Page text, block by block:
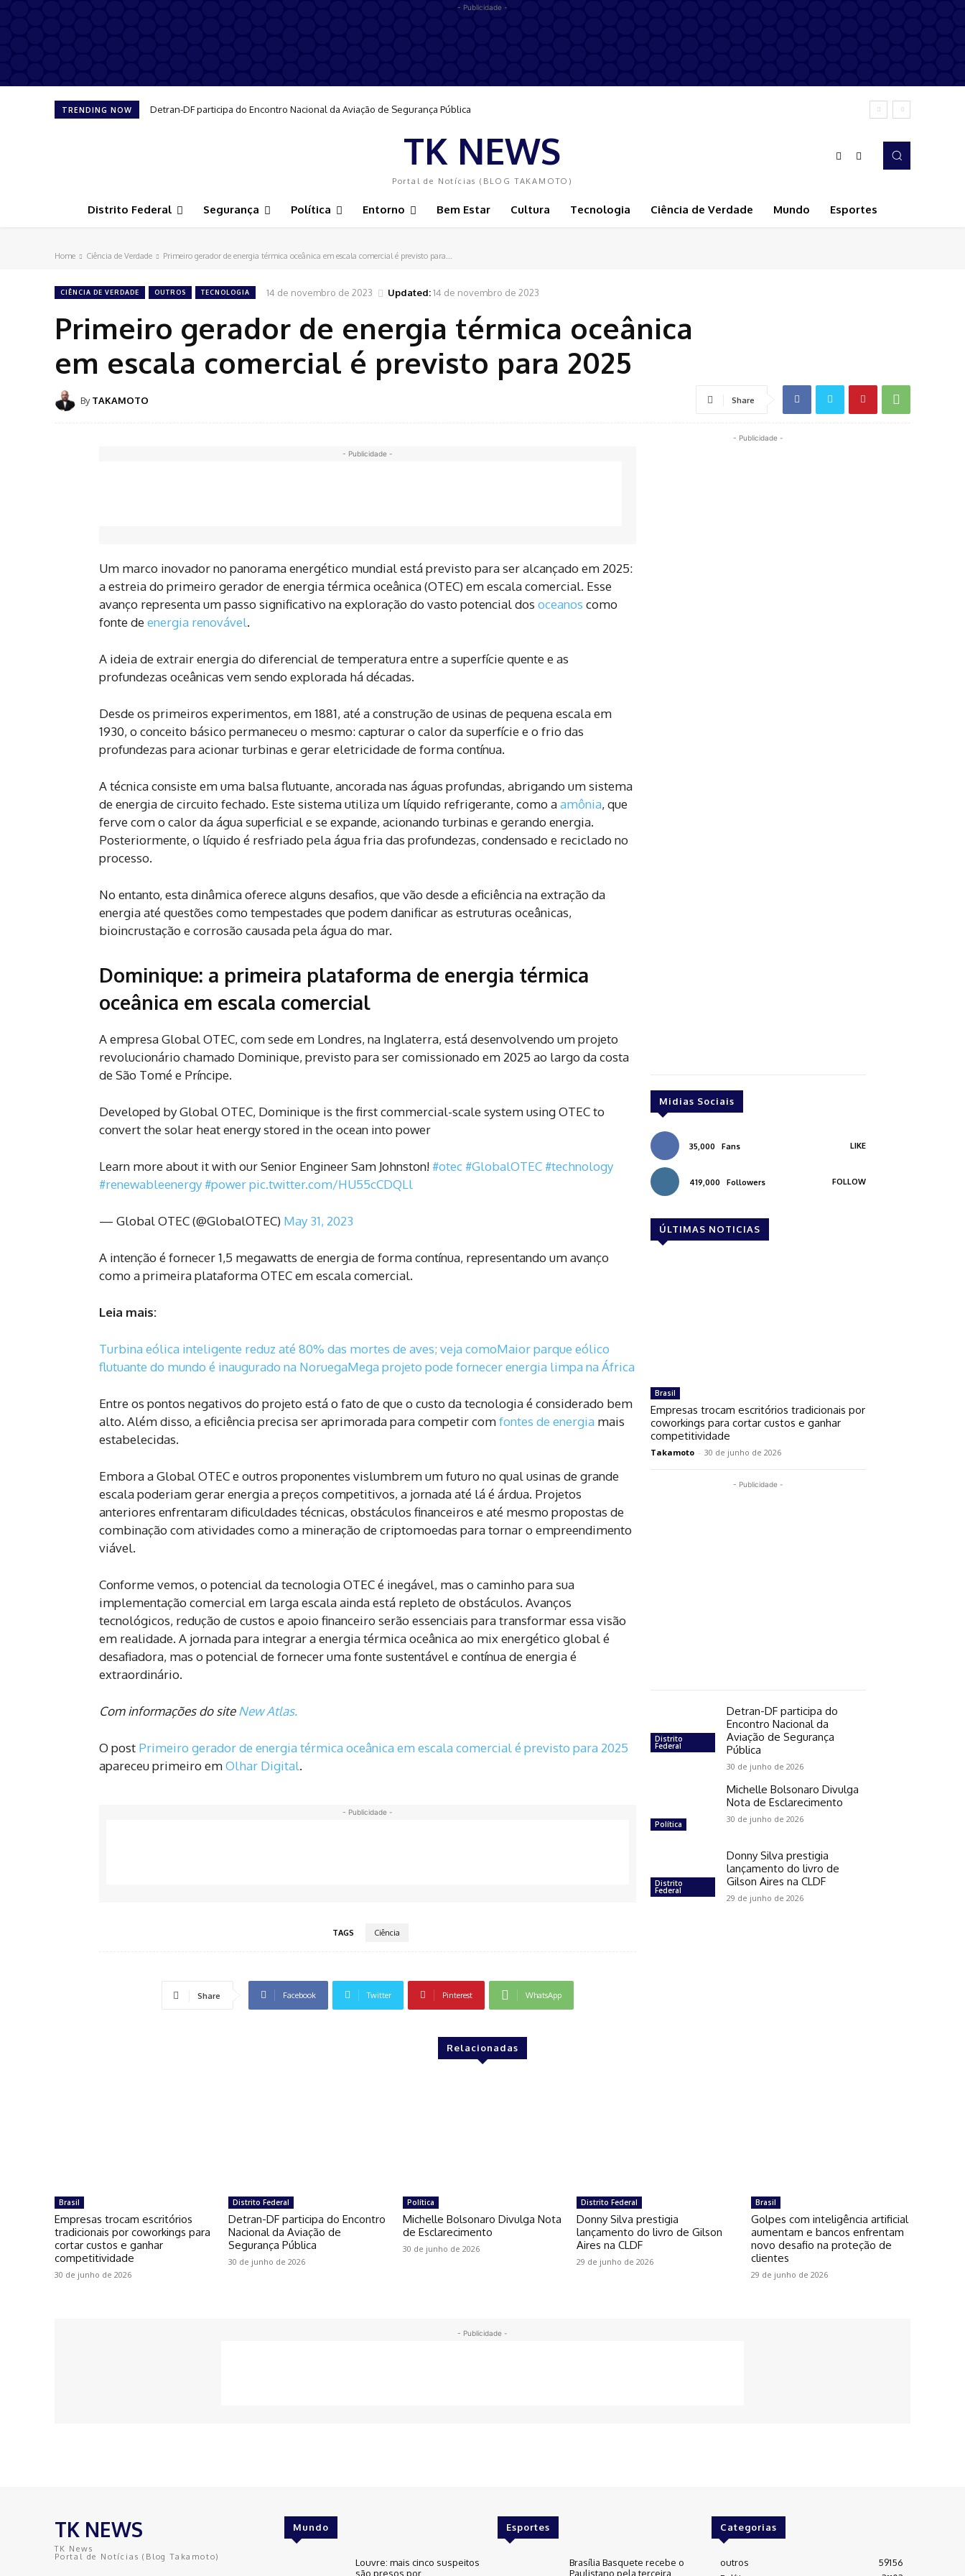
- Publicidade -
TRENDING NOW Detran-DF participa do Encontro Nacional da Aviação de Segurança Pública
TK NEWS
Portal de Notícias (BLOG TAKAMOTO)
Distrito Federal Segurança Política Entorno Bem Estar Cultura Tecnologia Ciência de Verdade Mundo Esportes
Home Ciência de Verdade Primeiro gerador de energia térmica oceânica em escala comercial é previsto para...
CIÊNCIA DE VERDADE OUTROS TECNOLOGIA 14 de novembro de 2023 Updated:14 de novembro de 2023
Primeiro gerador de energia térmica oceânica
em escala comercial é previsto para 2025
By TAKAMOTO Share
- Publicidade -
Um marco inovador no panorama energético mundial está previsto para ser alcançado em 2025:
a estreia do primeiro gerador de energia térmica oceânica (OTEC) em escala comercial. Esse
avanço representa um passo significativo na exploração do vasto potencial dos oceanos como
fonte deenergia renovável.
A ideia de extrair energia do diferencial de temperatura entre a superfície quente e as
profundezas oceânicas vem sendo explorada há décadas.
Desde os primeiros experimentos, em 1881, até a construção de usinas de pequena escala em
1930, o conceito básico permaneceu o mesmo: capturar o calor da superfície e o frio das
profundezas para acionar turbinas e gerar eletricidade de forma contínua.
A técnica consiste em uma balsa flutuante, ancorada nas águas profundas, abrigando um sistema
de energia de circuito fechado. Este sistema utiliza um líquido refrigerante, como aamônia, que
ferve com o calor da água superficial e se expande, acionando turbinas e gerando energia.
Posteriormente, o líquido é resfriado pela água fria das profundezas, condensado e reciclado no
processo.
No entanto, esta dinâmica oferece alguns desafios, que vão desde a eficiência na extração da
energia até questões como tempestades que podem danificar as estruturas oceânicas,
bioincrustação e corrosão causada pela água do mar.
Dominique: a primeira plataforma de energia térmica
oceânica em escala comercial
A empresa Global OTEC, com sede em Londres, na Inglaterra, está desenvolvendo um projeto
revolucionário chamado Dominique, previsto para ser comissionado em 2025 ao largo da costa
de São Tomé e Príncipe.
Developed by Global OTEC, Dominique is the first commercial-scale system using OTEC to
convert the solar heat energy stored in the ocean into power
Learn more about it with our Senior Engineer Sam Johnston!#otec#GlobalOTEC#technology
#renewableenergy#powerpic.twitter.com/HU55cCDQLl
— Global OTEC (@GlobalOTEC) May 31, 2023
A intenção é fornecer 1,5 megawatts de energia de forma contínua, representando um avanço
como a primeira plataforma OTEC em escala comercial.
Leia mais:
Turbina eólica inteligente reduz até 80% das mortes de aves; veja comoMaior parque eólico
flutuante do mundo é inaugurado na NoruegaMega projeto pode fornecer energia limpa na África
Entre os pontos negativos do projeto está o fato de que o custo da tecnologia é considerado bem
alto. Além disso, a eficiência precisa ser aprimorada para competir comfontes de energia mais
estabelecidas.
Embora a Global OTEC e outros proponentes vislumbrem um futuro no qual usinas de grande
escala poderiam gerar energia a preços competitivos, a jornada até lá é árdua. Projetos
anteriores enfrentaram dificuldades técnicas, obstáculos financeiros e até mesmo propostas de
combinação com atividades como a mineração de criptomoedas para tornar o empreendimento
viável.
Conforme vemos, o potencial da tecnologia OTEC é inegável, mas o caminho para sua
implementação comercial em larga escala ainda está repleto de obstáculos. Avanços
tecnológicos, redução de custos e apoio financeiro serão essenciais para transformar essa visão
em realidade. A jornada para integrar a energia térmica oceânica ao mix energético global é
desafiadora, mas o potencial de fornecer uma fonte sustentável e contínua de energia é
extraordinário.
Com informações do siteNew Atlas.
O post Primeiro gerador de energia térmica oceânica em escala comercial é previsto para 2025
apareceu primeiro emOlhar Digital.
- Publicidade -
TAGS Ciência
Share Facebook Twitter Pinterest WhatsApp
- Publicidade -
Midias Sociais
35,000 Fans LIKE
419,000 Followers FOLLOW
ÚLTIMAS NOTICIAS
Brasil
Empresas trocam escritórios tradicionais por
coworkings para cortar custos e ganhar
competitividade
Takamoto - 30 de junho de 2026
- Publicidade -
Distrito
Federal
Detran-DF participa do
Encontro Nacional da
Aviação de Segurança
Pública
30 de junho de 2026
Política
Michelle Bolsonaro Divulga
Nota de Esclarecimento
30 de junho de 2026
Distrito
Federal
Donny Silva prestigia
lançamento do livro de
Gilson Aires na CLDF
29 de junho de 2026
Relacionadas
Brasil
Empresas trocam escritórios
tradicionais por coworkings para
cortar custos e ganhar
competitividade
30 de junho de 2026
Distrito Federal
Detran-DF participa do Encontro
Nacional da Aviação de
Segurança Pública
30 de junho de 2026
Política
Michelle Bolsonaro Divulga Nota
de Esclarecimento
30 de junho de 2026
Distrito Federal
Donny Silva prestigia
lançamento do livro de Gilson
Aires na CLDF
29 de junho de 2026
Brasil
Golpes com inteligência artificial
aumentam e bancos enfrentam
novo desafio na proteção de
clientes
29 de junho de 2026
- Publicidade -
TK NEWS
TK News
Portal de Notícias (Blog Takamoto)
Mundo
Louvre: mais cinco suspeitos
são presos por
Esportes
Brasília Basquete recebe o
Paulistano pela terceira
Categorias
outros
59156